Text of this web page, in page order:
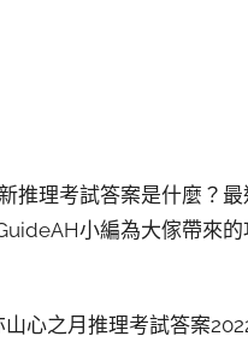
推理考試答案是什麼？
小編為大傢帶來